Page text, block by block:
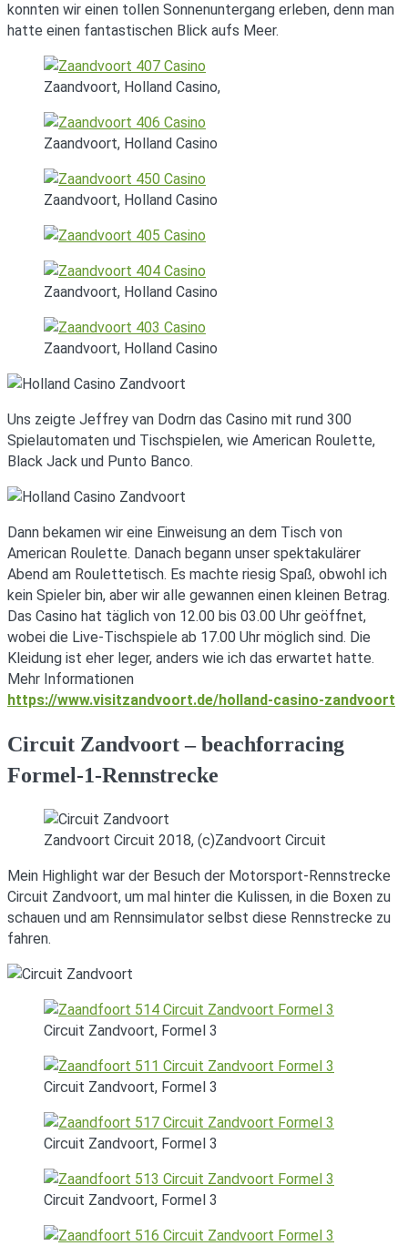
konnten wir einen tollen Sonnenuntergang erleben, denn man
hatte einen fantastischen Blick aufs Meer.
Zaandvoort, Holland Casino,
Zaandvoort, Holland Casino
Zaandvoort, Holland Casino
Zaandvoort, Holland Casino
Zaandvoort, Holland Casino
Uns zeigte Jeffrey van Dodrn das Casino mit rund 300
Spielautomaten und Tischspielen, wie American Roulette,
Black Jack und Punto Banco.
Dann bekamen wir eine Einweisung an dem Tisch von
American Roulette. Danach begann unser spektakulärer
Abend am Roulettetisch. Es machte riesig Spaß, obwohl ich
kein Spieler bin, aber wir alle gewannen einen kleinen Betrag.
Das Casino hat täglich von 12.00 bis 03.00 Uhr geöffnet,
wobei die Live-Tischspiele ab 17.00 Uhr möglich sind. Die
Kleidung ist eher leger, anders wie ich das erwartet hatte.
Mehr Informationen
https://www.visitzandvoort.de/holland-casino-zandvoort
Circuit Zandvoort – beachforracing
Formel-1-Rennstrecke
Zandvoort Circuit 2018, (c)Zandvoort Circuit
Mein Highlight war der Besuch der Motorsport-Rennstrecke
Circuit Zandvoort, um mal hinter die Kulissen, in die Boxen zu
schauen und am Rennsimulator selbst diese Rennstrecke zu
fahren.
Circuit Zandvoort, Formel 3
Circuit Zandvoort, Formel 3
Circuit Zandvoort, Formel 3
Circuit Zandvoort, Formel 3